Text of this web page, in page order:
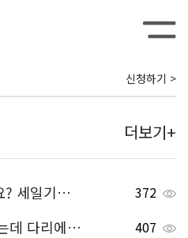
신청하기 >
더보기+
롯데백화점 세일 언제 해요? 세일기간에 할인 받아서 사고 싶은데 세일기간 알려주세요^^ 372
최근 다리에 쥐가 자주 나는데 다리에 쥐가나는 이유 좀 알려주세요. 407